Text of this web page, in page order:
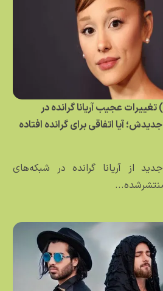
عجیب آریانا گرانده در
آیا اتفاقی برای گرانده افتاده
از آریانا گرانده در شبکه‌های